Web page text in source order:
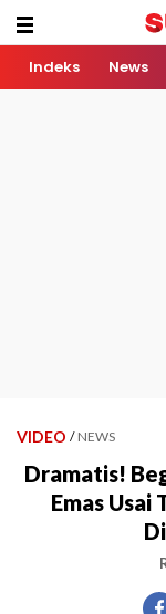
Indeks News
VIDEO / NEWS
Dramatis!
Emas Usai